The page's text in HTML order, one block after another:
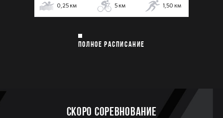
0,25 км 5 км 1,50 км
ПОЛНОЕ РАСПИСАНИЕ
Скоро соревнование